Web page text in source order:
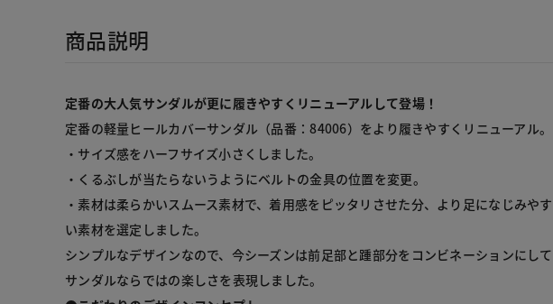
商品説明
定番の大人気サンダルが更に履きやすくリニューアルして登場！
定番の軽量ヒールカバーサンダル（品番：84006）をより履きやすくリニューアル。
・サイズ感をハーフサイズ小さくしました。
・くるぶしが当たらないうようにベルトの金具の位置を変更。
・素材は柔らかいスムース素材で、着用感をピッタリさせた分、より足になじみやす
い素材を選定しました。
シンプルなデザインなので、今シーズンは前足部と踵部分をコンビネーションにして
サンダルならではの楽しさを表現しました。